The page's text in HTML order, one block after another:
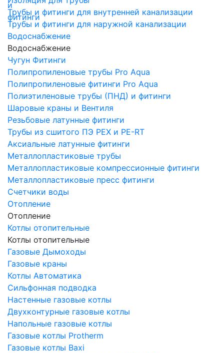
Трубы и фитинги для внутренней канализации
Трубы и фитинги для наружной канализации
Водоснабжение
Водоснабжение
Чугун Фитинги
Полипропиленовые трубы Pro Aqua
Полипропиленовые фитинги Pro Aqua
Полиэтиленовые трубы (ПНД) и фитинги
Шаровые краны и Вентиля
Резьбовые латунные фитинги
Трубы из сшитого ПЭ PEX и PE-RT
Аксиальные латунные фитинги
Металлопластиковые трубы
Металлопластиковые компрессионные фитинги
Металлопластиковые пресс фитинги
Счетчики воды
Отопление
Отопление
Котлы отопительные
Котлы отопительные
Газовые Дымоходы
Газовые краны
Котлы Автоматика
Сильфонная подводка
Настенные газовые котлы
Двухконтурные газовые котлы
Напольные газовые котлы
Газовые котлы Protherm
Газовые котлы Baxi